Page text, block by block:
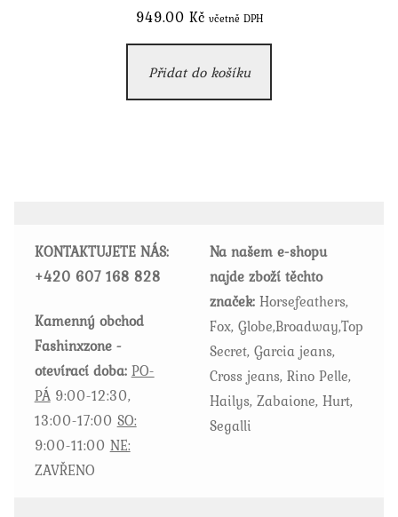
949.00 Kč včetně DPH
Přidat do košíku
KONTAKTUJETE NÁS:
+420 607 168 828
Kamenný obchod
Fashinxzone -
otevírací doba: PO-
PÁ9:00-12:30,
13:00-17:00 SO:
9:00-11:00 NE:
ZAVŘENO
Na našem e-shopu
najde zboží těchto
značek: Horsefeathers,
Fox, Globe,Broadway,Top
Secret, Garcia jeans,
Cross jeans, Rino Pelle,
Hailys, Zabaione, Hurt,
Segalli